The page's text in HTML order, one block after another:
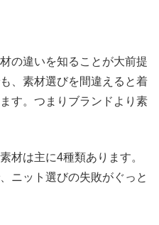
の違いを知ることが大前提
、素材選びを間違えると着
す。つまりブランドより素
材は主に4種類あります。
ニット選びの失敗がぐっと